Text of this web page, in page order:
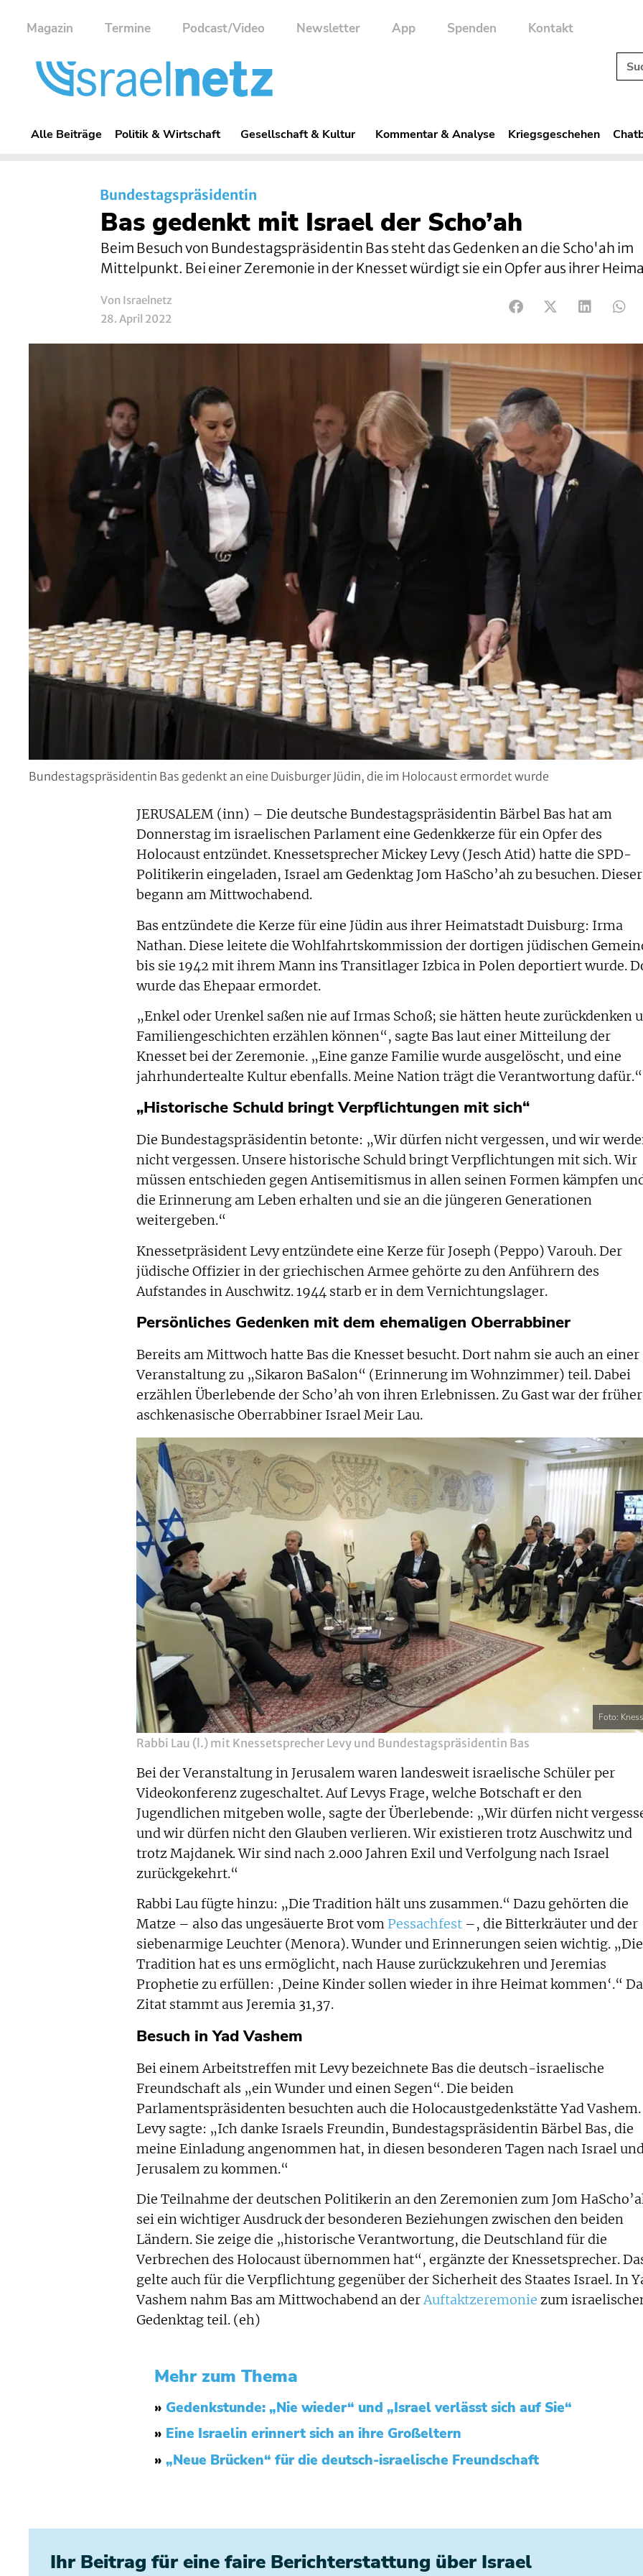
Magazin Termine Podcast/Video Newsletter App Spenden Kontakt
Alle Beiträge Politik & Wirtschaft Gesellschaft & Kultur Kommentar & Analyse Kriegsgeschehen
Bundestagspräsidentin
Bas gedenkt mit Israel der Scho’ah
Beim Besuch von Bundestagspräsidentin Bas steht das Gedenken an die Scho'ah im
Mittelpunkt. Bei einer Zeremonie in der Knesset würdigt sie ein Opfer aus ihrer
Von Israelnetz
28. April 2022
Bundestagspräsidentin Bas gedenkt an eine Duisburger Jüdin, die im Holocaust ermordet wurde
JERUSALEM (inn) – Die deutsche Bundestagspräsidentin Bärbel Bas hat am
Donnerstag im israelischen Parlament eine Gedenkkerze für ein Opfer des
Holocaust entzündet. Knessetsprecher Mickey Levy (Jesch Atid) hatte die SPD-
Politikerin eingeladen, Israel am Gedenktag Jom HaScho’ah zu besuchen. Dieser
begann am Mittwochabend.
Bas entzündete die Kerze für eine Jüdin aus ihrer Heimatstadt Duisburg: Irma
Nathan. Diese leitete die Wohlfahrtskommission der dortigen jüdischen
bis sie 1942 mit ihrem Mann ins Transitlager Izbica in Polen deportiert wurde.
wurde das Ehepaar ermordet.
„Enkel oder Urenkel saßen nie auf Irmas Schoß; sie hätten heute zurückdenken
Familiengeschichten erzählen können“, sagte Bas laut einer Mitteilung der
Knesset bei der Zeremonie. „Eine ganze Familie wurde ausgelöscht, und eine
jahrhundertealte Kultur ebenfalls. Meine Nation trägt die Verantwortung dafür.“
„Historische Schuld bringt Verpflichtungen mit sich“
Die Bundestagspräsidentin betonte: „Wir dürfen nicht vergessen, und wir
nicht vergessen. Unsere historische Schuld bringt Verpflichtungen mit sich. Wir
müssen entschieden gegen Antisemitismus in allen seinen Formen kämpfen
die Erinnerung am Leben erhalten und sie an die jüngeren Generationen
weitergeben.“
Knessetpräsident Levy entzündete eine Kerze für Joseph (Peppo) Varouh. Der
jüdische Offizier in der griechischen Armee gehörte zu den Anführern des
Aufstandes in Auschwitz. 1944 starb er in dem Vernichtungslager.
Persönliches Gedenken mit dem ehemaligen Oberrabbiner
Bereits am Mittwoch hatte Bas die Knesset besucht. Dort nahm sie auch an einer
Veranstaltung zu „Sikaron BaSalon“ (Erinnerung im Wohnzimmer) teil. Dabei
erzählen Überlebende der Scho’ah von ihren Erlebnissen. Zu Gast war der
aschkenasische Oberrabbiner Israel Meir Lau.
Foto:
Rabbi Lau (l.) mit Knessetsprecher Levy und Bundestagspräsidentin Bas
Bei der Veranstaltung in Jerusalem waren landesweit israelische Schüler per
Videokonferenz zugeschaltet. Auf Levys Frage, welche Botschaft er den
Jugendlichen mitgeben wolle, sagte der Überlebende: „Wir dürfen nicht
und wir dürfen nicht den Glauben verlieren. Wir existieren trotz Auschwitz und
trotz Majdanek. Wir sind nach 2.000 Jahren Exil und Verfolgung nach Israel
zurückgekehrt.“
Rabbi Lau fügte hinzu: „Die Tradition hält uns zusammen.“ Dazu gehörten die
Matze – also das ungesäuerte Brot vom Pessachfest –, die Bitterkräuter und der
siebenarmige Leuchter (Menora). Wunder und Erinnerungen seien wichtig. „Die
Tradition hat es uns ermöglicht, nach Hause zurückzukehren und Jeremias
Prophetie zu erfüllen: ‚Deine Kinder sollen wieder in ihre Heimat kommen‘.“
Zitat stammt aus Jeremia 31,37.
Besuch in Yad Vashem
Bei einem Arbeitstreffen mit Levy bezeichnete Bas die deutsch-israelische
Freundschaft als „ein Wunder und einen Segen“. Die beiden
Parlamentspräsidenten besuchten auch die Holocaustgedenkstätte Yad Vashem.
Levy sagte: „Ich danke Israels Freundin, Bundestagspräsidentin Bärbel Bas, die
meine Einladung angenommen hat, in diesen besonderen Tagen nach Israel
Jerusalem zu kommen.“
Die Teilnahme der deutschen Politikerin an den Zeremonien zum Jom
sei ein wichtiger Ausdruck der besonderen Beziehungen zwischen den beiden
Ländern. Sie zeige die „historische Verantwortung, die Deutschland für die
Verbrechen des Holocaust übernommen hat“, ergänzte der Knessetsprecher.
gelte auch für die Verpflichtung gegenüber der Sicherheit des Staates Israel. In
Vashem nahm Bas am Mittwochabend an derAuftaktzeremonie zum
Gedenktag teil. (eh)
Mehr zum Thema
» Gedenkstunde: „Nie wieder“ und „Israel verlässt sich auf Sie“
» Eine Israelin erinnert sich an ihre Großeltern
» „Neue Brücken“ für die deutsch-israelische Freundschaft
Ihr Beitrag für eine faire Berichterstattung über Israel